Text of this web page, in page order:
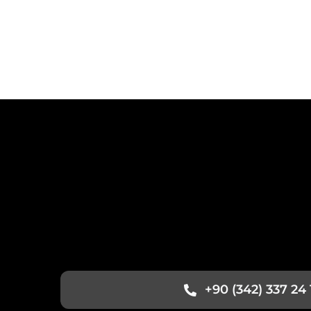
+90 (342) 337 24